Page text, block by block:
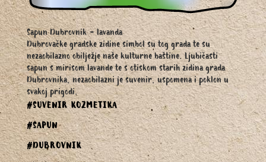
Sapun Dubrovnik - lavanda
Dubrovačke gradske zidine simbol su tog grada te su
nezaobilazno obilježje naše kulturne baštine. Ljubičasti
sapun s mirisom lavande te s otiskom starih zidina grada
Dubrovnika, nezaobilazni je suvenir, uspomena i poklon u
svakoj prigodi.
#SUVENIR KOZMETIKA
#SAPUN
#DUBROVNIK